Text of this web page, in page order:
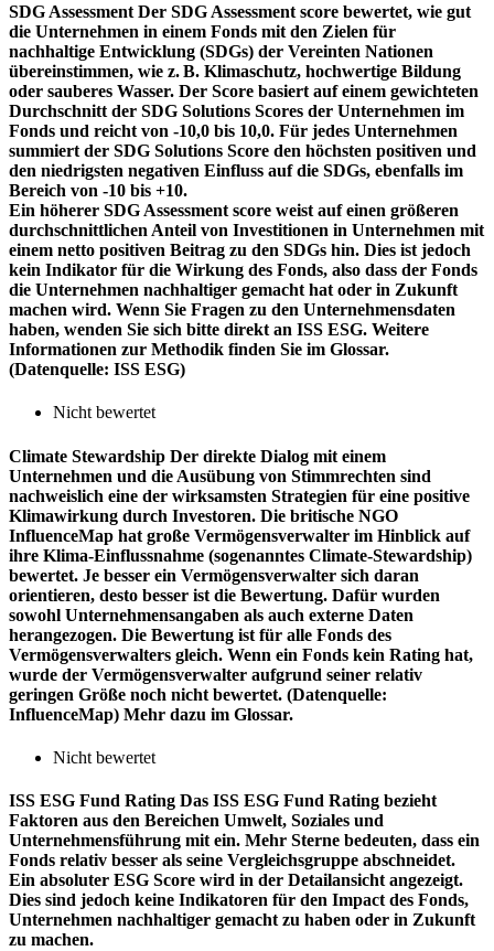
SDG Assessment Der SDG Assessment score bewertet, wie gut
die Unternehmen in einem Fonds mit den Zielen für
nachhaltige Entwicklung (SDGs) der Vereinten Nationen
übereinstimmen, wie z. B. Klimaschutz, hochwertige Bildung
oder sauberes Wasser. Der Score basiert auf einem gewichteten
Durchschnitt der SDG Solutions Scores der Unternehmen im
Fonds und reicht von -10,0 bis 10,0. Für jedes Unternehmen
summiert der SDG Solutions Score den höchsten positiven und
den niedrigsten negativen Einfluss auf die SDGs, ebenfalls im
Bereich von -10 bis +10.
Ein höherer SDG Assessment score weist auf einen größeren
durchschnittlichen Anteil von Investitionen in Unternehmen mit
einem netto positiven Beitrag zu den SDGs hin. Dies ist jedoch
kein Indikator für die Wirkung des Fonds, also dass der Fonds
die Unternehmen nachhaltiger gemacht hat oder in Zukunft
machen wird. Wenn Sie Fragen zu den Unternehmensdaten
haben, wenden Sie sich bitte direkt an ISS ESG. Weitere
Informationen zur Methodik finden Sie im Glossar.
(Datenquelle: ISS ESG)
Nicht bewertet
Climate Stewardship Der direkte Dialog mit einem
Unternehmen und die Ausübung von Stimmrechten sind
nachweislich eine der wirksamsten Strategien für eine positive
Klimawirkung durch Investoren. Die britische NGO
InfluenceMap hat große Vermögensverwalter im Hinblick auf
ihre Klima-Einflussnahme (sogenanntes Climate-Stewardship)
bewertet. Je besser ein Vermögensverwalter sich daran
orientieren, desto besser ist die Bewertung. Dafür wurden
sowohl Unternehmensangaben als auch externe Daten
herangezogen. Die Bewertung ist für alle Fonds des
Vermögensverwalters gleich. Wenn ein Fonds kein Rating hat,
wurde der Vermögensverwalter aufgrund seiner relativ
geringen Größe noch nicht bewertet. (Datenquelle:
InfluenceMap) Mehr dazu im Glossar.
Nicht bewertet
ISS ESG Fund Rating Das ISS ESG Fund Rating bezieht
Faktoren aus den Bereichen Umwelt, Soziales und
Unternehmensführung mit ein. Mehr Sterne bedeuten, dass ein
Fonds relativ besser als seine Vergleichsgruppe abschneidet.
Ein absoluter ESG Score wird in der Detailansicht angezeigt.
Dies sind jedoch keine Indikatoren für den Impact des Fonds,
Unternehmen nachhaltiger gemacht zu haben oder in Zukunft
zu machen.